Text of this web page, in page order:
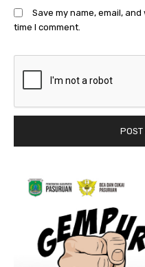
Save my name, email,
time I comment.